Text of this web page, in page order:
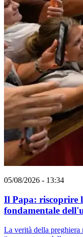
05/08/2026 - 13:34
Il Papa: riscoprire
fondamentale
La verità della